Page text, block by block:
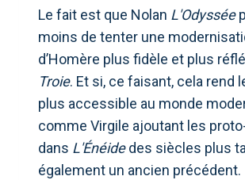
Le fait est que Nolan L'Odyssée
moins de tenter une
d’Homère plus fidèle et plus
Troie. Et si, ce faisant, cela rend
plus accessible au monde
comme Virgile ajoutant les
dans L'Énéidedes siècles plus
également un ancien précédent.